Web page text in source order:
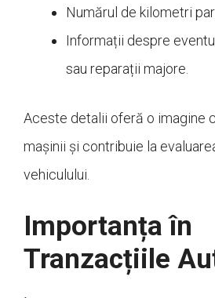
Numărul de kilometri
Informații despre
sau reparații majore.
Aceste detalii oferă o imagine
mașinii și contribuie la
vehiculului.
Importanța în
Tranzacțiile